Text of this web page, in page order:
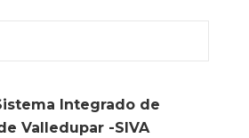
Integrado de
Valledupar -SIVA